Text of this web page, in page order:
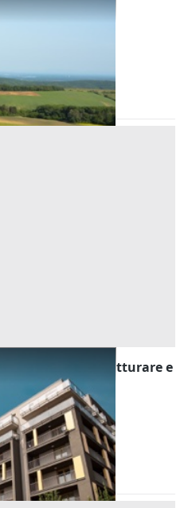
San Vitale
camere da ristrutturare e